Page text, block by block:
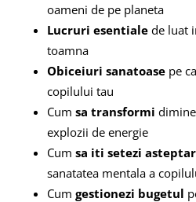
oameni de pe planeta
Lucruri esentialede luat
toamna
Obiceiuri sanatoasepe
copilului tau
Cum sa transformi
explozii de energie
Cum sa iti setezi
sanatatea mentala a
Cum gestionezi bugetul